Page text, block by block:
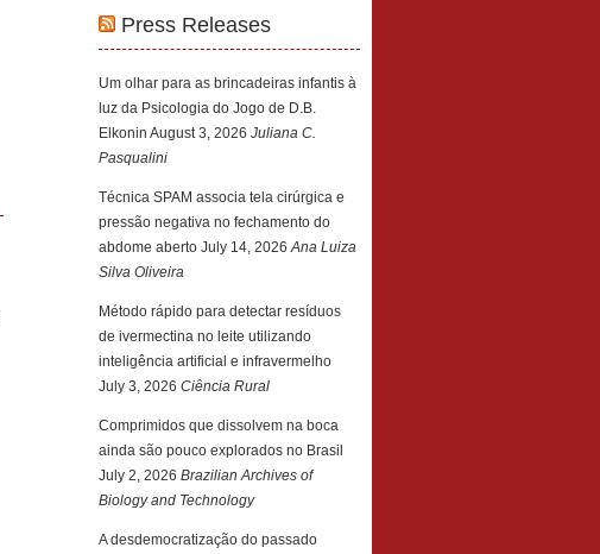
Press Releases
Um olhar para as brincadeiras infantis à
luz da Psicologia do Jogo de D.B.
Elkonin August 3, 2026 Juliana C.
Pasqualini
Técnica SPAM associa tela cirúrgica e
pressão negativa no fechamento do
abdome aberto July 14, 2026 Ana Luiza
Silva Oliveira
Método rápido para detectar resíduos
de ivermectina no leite utilizando
inteligência artificial e infravermelho
July 3, 2026 Ciência Rural
Comprimidos que dissolvem na boca
ainda são pouco explorados no Brasil
July 2, 2026 Brazilian Archives of
Biology and Technology
A desdemocratização do passado